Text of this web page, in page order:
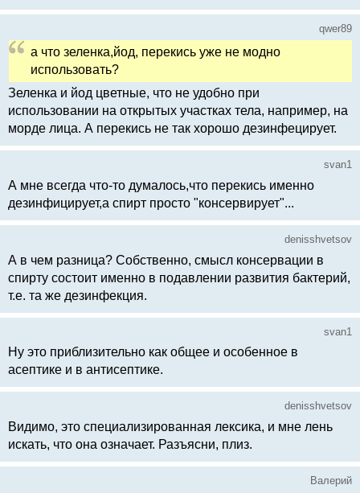
qwer89
а что зеленка,йод, перекись уже не модно
использовать?
Зеленка и йод цветные, что не удобно при
использовании на открытых участках тела, например, на
морде лица. А перекись не так хорошо дезинфецирует.
svan1
А мне всегда что-то думалось,что перекись именно
дезинфицирует,а спирт просто "консервирует"...
denisshvetsov
А в чем разница? Собственно, смысл консервации в
спирту состоит именно в подавлении развития бактерий,
т.е. та же дезинфекция.
svan1
Ну это приблизительно как общее и особенное в
асептике и в антисептике.
denisshvetsov
Видимо, это специализированная лексика, и мне лень
искать, что она означает. Разъясни, плиз.
Валерий